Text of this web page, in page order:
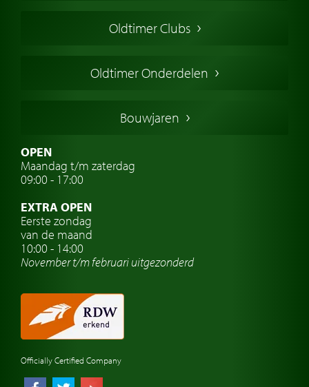
Amerikaanse oldtimers
Franse oldtimers
Zweedse oldtimers
Oldtimer verzekering
Oldtimer reizen
Oldtimerwerkplaats
Automerk horloges
Classic cars Nederland
Oldtimer Clubs
Oldtimer Onderdelen
Bouwjaren
OPEN
Maandag t/m zaterdag
09:00 - 17:00
EXTRA OPEN
Eerste zondag
van de maand
10:00 - 14:00
November t/m februariuitgezonderd
Officially Certified Company